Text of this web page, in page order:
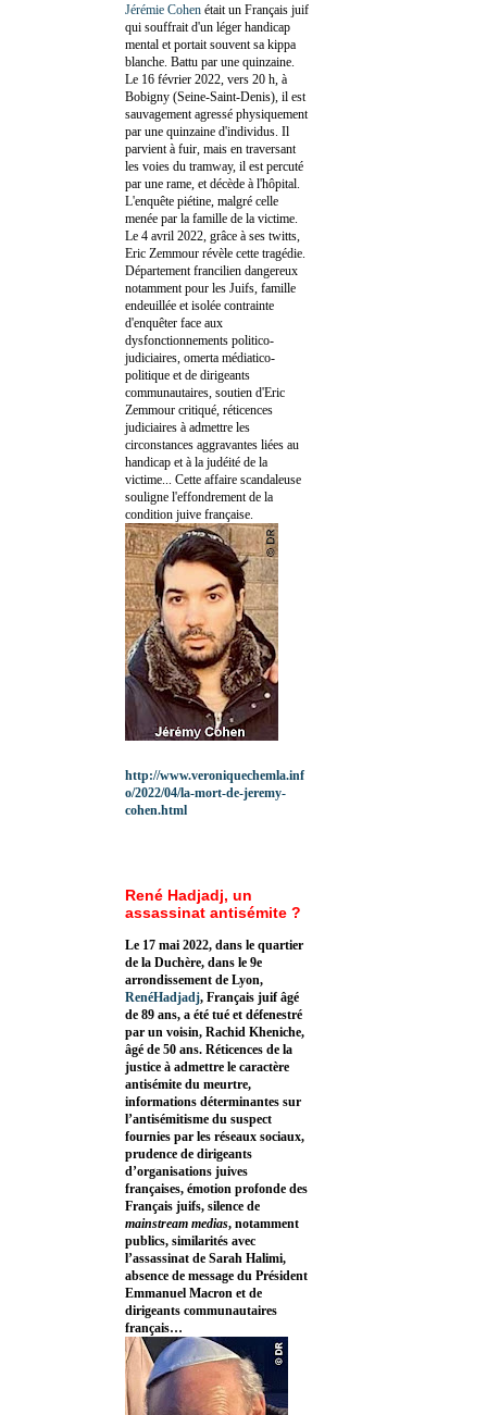
Jérémie Cohen était un Français juif
qui souffrait d'un léger handicap
mental et portait souvent sa kippa
blanche. Battu par une quinzaine.
Le 16 février 2022, vers 20 h, à
Bobigny (Seine-Saint-Denis), il est
sauvagement agressé physiquement
par une quinzaine d'individus. Il
parvient à fuir, mais en traversant
les voies du tramway, il est percuté
par une rame, et décède à l'hôpital.
L'enquête piétine, malgré celle
menée par la famille de la victime.
Le 4 avril 2022, grâce à ses twitts,
Eric Zemmour révèle cette tragédie.
Département francilien dangereux
notamment pour les Juifs, famille
endeuillée et isolée contrainte
d'enquêter face aux
dysfonctionnements politico-
judiciaires, omerta médiatico-
politique et de dirigeants
communautaires, soutien d'Eric
Zemmour critiqué, réticences
judiciaires à admettre les
circonstances aggravantes liées au
handicap et à la judéité de la
victime... Cette affaire scandaleuse
souligne l'effondrement de la
condition juive française.
http://www.veroniquechemla.inf
o/2022/04/la-mort-de-jeremy-
cohen.html
René Hadjadj, un
assassinat antisémite ?
Le 17 mai 2022, dans le quartier
de la Duchère, dans le 9e
arrondissement de Lyon,
RenéHadjadj, Français juif âgé
de 89 ans, a été tué et défenestré
par un voisin, Rachid Kheniche,
âgé de 50 ans. Réticences de la
justice à admettre le caractère
antisémite du meurtre,
informations déterminantes sur
l’antisémitisme du suspect
fournies par les réseaux sociaux,
prudence de dirigeants
d’organisations juives
françaises, émotion profonde des
Français juifs, silence de
mainstream medias, notamment
publics, similarités avec
l’assassinat de Sarah Halimi,
absence de message du Président
Emmanuel Macron et de
dirigeants communautaires
français…